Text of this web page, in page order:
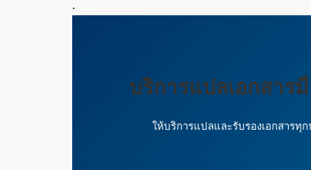
.
บริการแปลเอกสาร
ให้บริการแปลและรับรองเอกสารทุ